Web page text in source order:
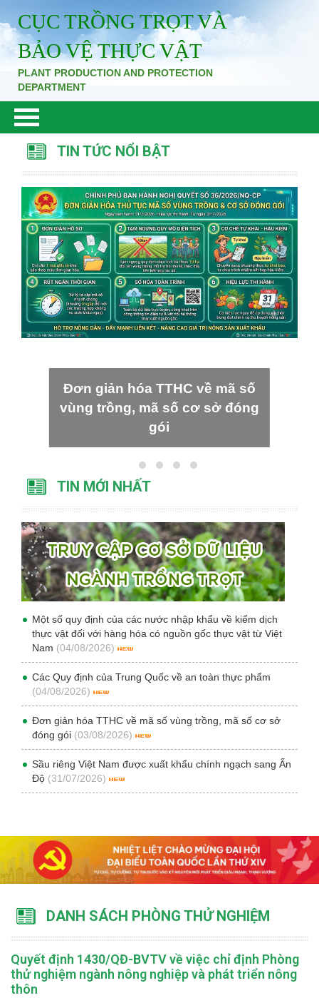
CỤC TRỒNG TRỌT VÀ
BẢO VỆ THỰC VẬT
PLANT PRODUCTION AND PROTECTION
DEPARTMENT
TIN TỨC NỔI BẬT
Đơn giản hóa TTHC về mã số
vùng trồng, mã số cơ sở đóng
gói
TIN MỚI NHẤT
Một số quy định của các nước nhập khẩu về kiểm dịch
thực vật đối với hàng hóa có nguồn gốc thực vật từ Việt
Nam (04/08/2026)
Các Quy định của Trung Quốc về an toàn thực phẩm
(04/08/2026)
Đơn giản hóa TTHC về mã số vùng trồng, mã số cơ sở
đóng gói (03/08/2026)
Sầu riêng Việt Nam được xuất khẩu chính ngạch sang Ấn
Độ (31/07/2026)
DANH SÁCH PHÒNG THỬ NGHIỆM
Quyết định 1430/QĐ-BVTV về việc chỉ định Phòng
thử nghiệm ngành nông nghiệp và phát triển nông
thôn